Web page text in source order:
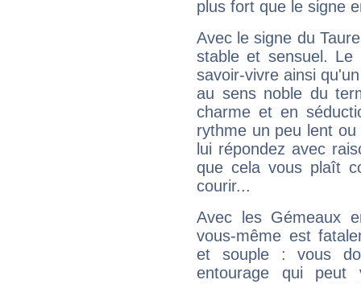
plus fort que le signe
Avec le signe du
stable et sensuel.
savoir-vivre ainsi
au sens noble du
charme et en
rythme un peu lent
lui répondez avec
que cela vous plaît
courir...
Avec les Gémeaux
vous-même est
et souple : vous
entourage qui